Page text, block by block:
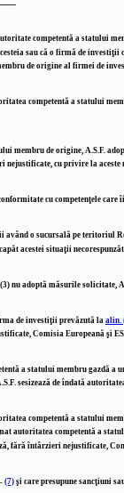
competentă a statului
sau că o firmă de
de origine al firmei de
competentă a statului
membru de origine, A.S.F.
nejustificate, cu privire la aceste
cu competenţele
o sucursală pe teritoriul
acestei situaţii
nu adoptă măsurile solicitate,
de investiţii prevăzută la alin.
Comisia Europeană şi
a statului membru gazdă
sesizează de îndată
competentă a statului
autoritatea competentă a
fără întârzieri nejustificate,
(7) şi care presupune sancţiuni